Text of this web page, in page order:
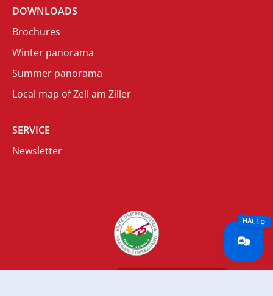
DOWNLOADS
Brochures
Winter panorama
Summer panorama
Local map of Zell am Ziller
SERVICE
Newsletter